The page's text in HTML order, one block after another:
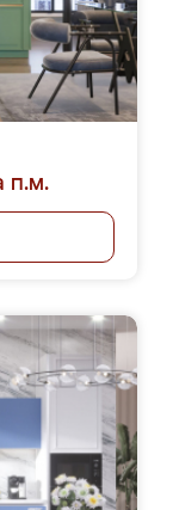
п.м.